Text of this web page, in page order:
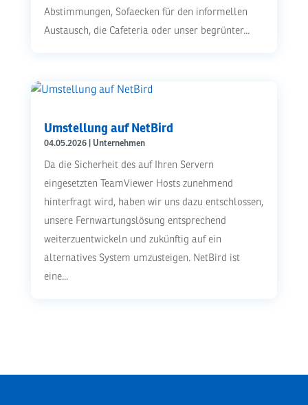
Abstimmungen, Sofaecken für den informellen
Austausch, die Cafeteria oder unser begrünter...
Umstellung auf NetBird
04.05.2026| Unternehmen
Da die Sicherheit des auf Ihren Servern
eingesetzten TeamViewer Hosts zunehmend
hinterfragt wird, haben wir uns dazu entschlossen,
unsere Fernwartungslösung entsprechend
weiterzuentwickeln und zukünftig auf ein
alternatives System umzusteigen. NetBird ist
eine...